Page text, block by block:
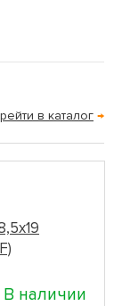
в каталог →
В наличии